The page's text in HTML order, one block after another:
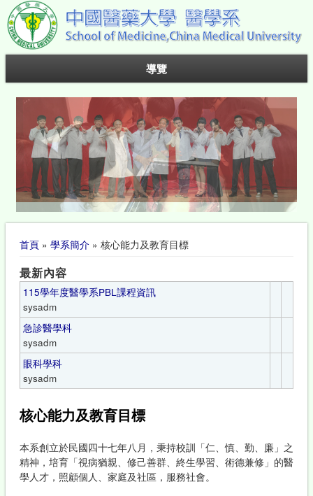
導覽
您在這裡
首頁» 學系簡介» 核心能力及教育目標
最新內容
115學年度醫學系PBL課程資訊
sysadm
急診醫學科
sysadm
眼科學科
sysadm
核心能力及教育目標
本系創立於民國四十七年八月，秉持校訓「仁、慎、勤、廉」之
精神，培育「視病猶親、修己善群、終生學習、術德兼修」的醫
學人才，照顧個人、家庭及社區，服務社會。